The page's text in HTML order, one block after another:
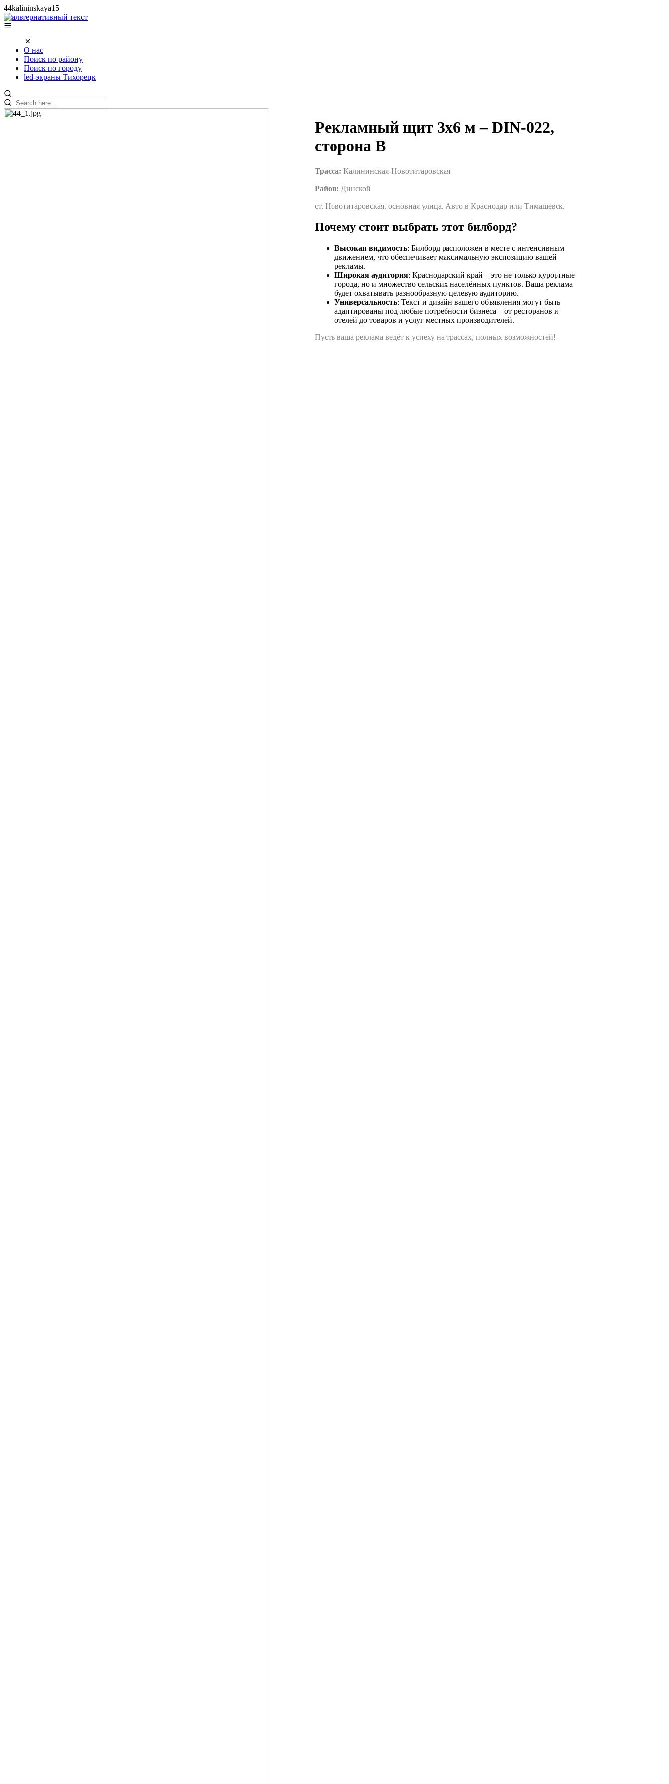
44kalininskaya15
О нас
Поиск по району
Поиск по городу
led-экраны Тихорецк
Рекламный щит 3х6 м – DIN-022,
сторона B
Трасса:Калининская-Новотитаровская
Район: Динской
ст. Новотитаровская. основная улица. Авто в Краснодар или Тимашевск.
Почему стоит выбрать этот билборд?
Высокая видимость: Билборд расположен в месте с интенсивным
движением, что обеспечивает максимальную экспозицию вашей
рекламы.
Широкая аудитория: Краснодарский край – это не только курортные
города, но и множество сельских населённых пунктов. Ваша реклама
будет охватывать разнообразную целевую аудиторию.
Универсальность: Текст и дизайн вашего объявления могут быть
адаптированы под любые потребности бизнеса – от ресторанов и
отелей до товаров и услуг местных производителей.
Пусть ваша реклама ведёт к успеху на трассах, полных возможностей!